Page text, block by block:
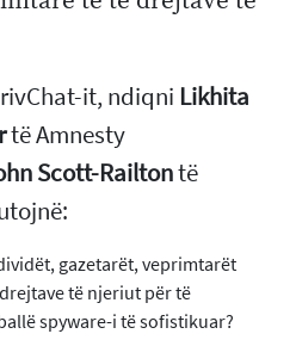
it, ndiqni Likhita
të Amnesty
Scott-Railtontë
gazetarët, veprimtarët
të njeriut për të
spyware-i të sofistikuar?